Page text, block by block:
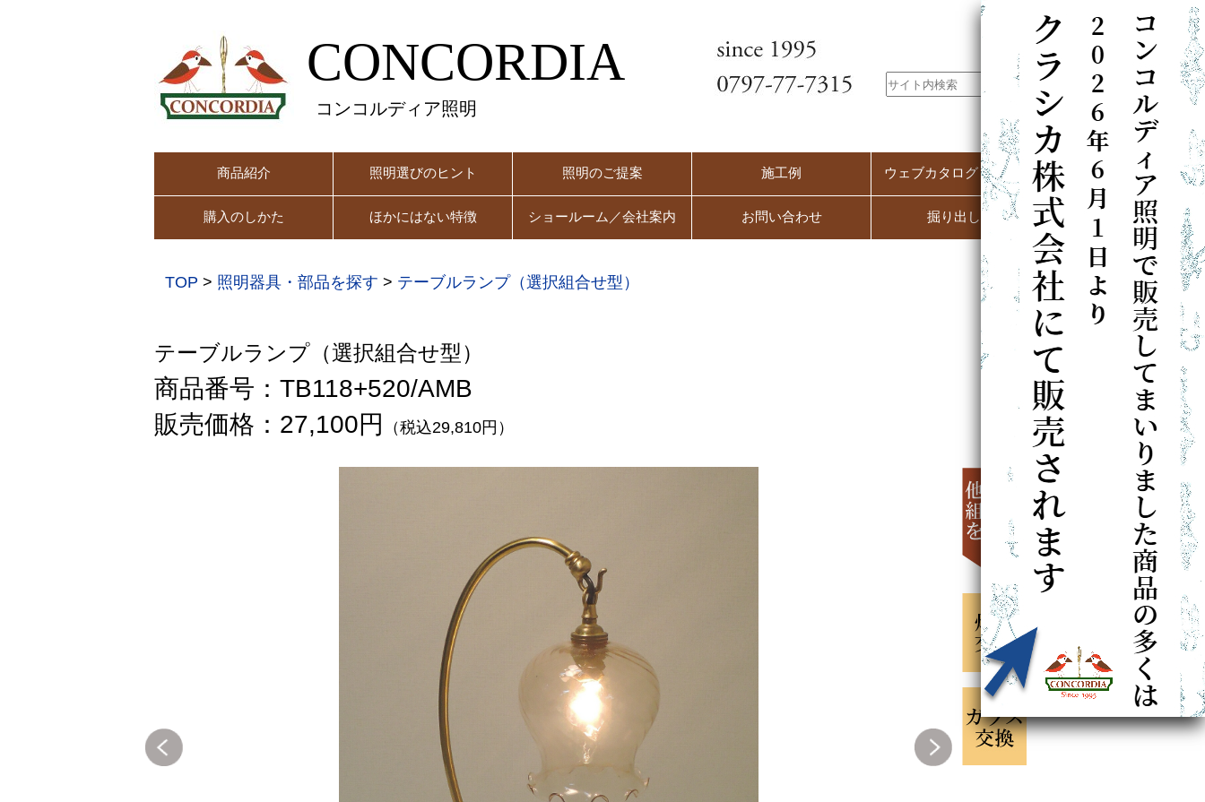
CONCORDIA
コンコルディア照明
商品紹介 照明選びのヒント 照明のご提案 施工例 ウェブカタログ（PC用）
購入のしかた ほかにはない特徴 ショールーム／会社案内 お問い合わせ 掘り出し市
TOP > 照明器具・部品を探す > テーブルランプ（選択組合せ型）
テーブルランプ（選択組合せ型）
商品番号：TB118+520/AMB
販売価格：27,100円
（税込29,810円）